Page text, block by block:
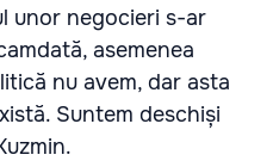
unor negocieri s-ar
asemenea
nu avem, dar asta
Suntem deschiși